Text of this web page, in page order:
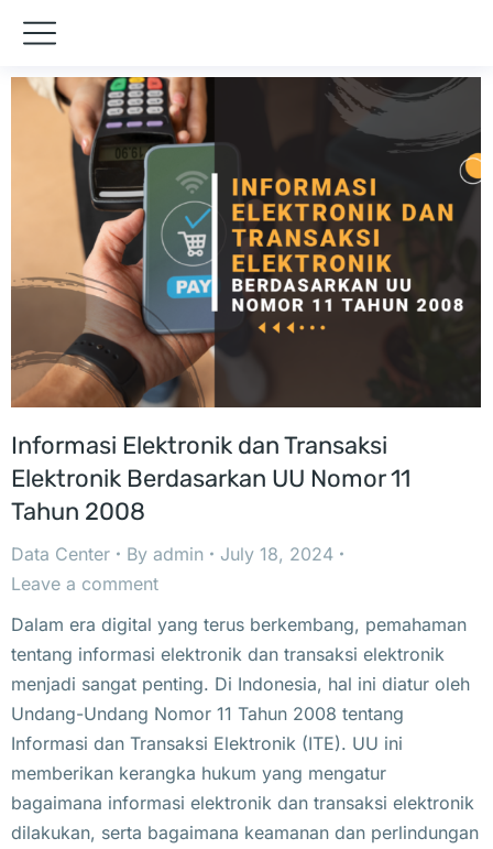
Informasi Elektronik dan Transaksi
Elektronik Berdasarkan UU Nomor 11
Tahun 2008
Data Center By admin
July 18, 2024
Leave a comment
Dalam era digital yang terus berkembang, pemahaman
tentang informasi elektronik dan transaksi elektronik
menjadi sangat penting. Di Indonesia, hal ini diatur oleh
Undang-Undang Nomor 11 Tahun 2008 tentang
Informasi dan Transaksi Elektronik (ITE). UU ini
memberikan kerangka hukum yang mengatur
bagaimana informasi elektronik dan transaksi elektronik
dilakukan, serta bagaimana keamanan dan perlindungan